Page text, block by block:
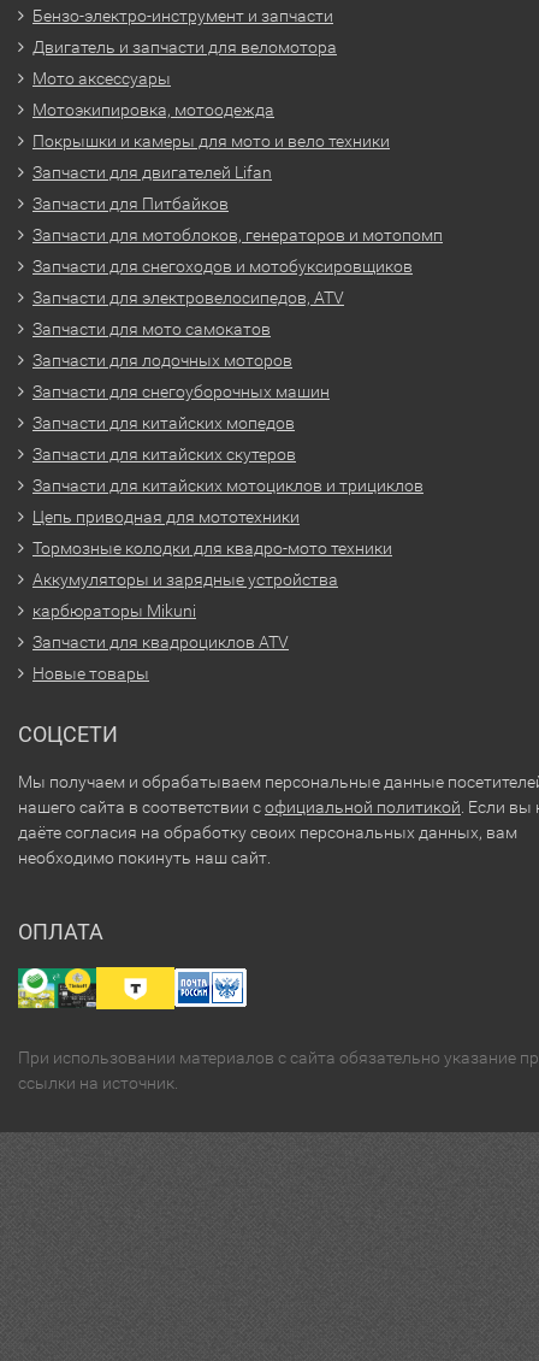
Бензо-электро-инструмент и запчасти
Двигатель и запчасти для веломотора
Мото аксессуары
Мотоэкипировка, мотоодежда
Покрышки и камеры для мото и вело техники
Запчасти для двигателей Lifan
Запчасти для Питбайков
Запчасти для мотоблоков, генераторов и мотопомп
Запчасти для снегоходов и мотобуксировщиков
Запчасти для электровелосипедов, ATV
Запчасти для мото самокатов
Запчасти для лодочных моторов
Запчасти для снегоуборочных машин
Запчасти для китайских мопедов
Запчасти для китайских скутеров
Запчасти для китайских мотоциклов и трициклов
Цепь приводная для мототехники
Тормозные колодки для квадро-мото техники
Аккумуляторы и зарядные устройства
карбюраторы Mikuni
Запчасти для квадроциклов ATV
Новые товары
СОЦСЕТИ
Мы получаем и обрабатываем персональные данные
нашего сайта в соответствии софициальной политикой . Если вы
даёте согласия на обработку своих персональных данных, вам
необходимо покинуть наш сайт.
ОПЛАТА
При использовании материалов с сайта обязательно указание
ссылки на источник.